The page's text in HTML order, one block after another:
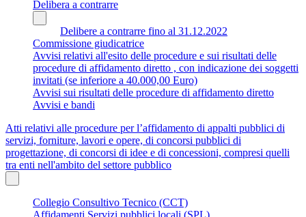
Delibera a contrarre
Delibere a contrarre fino al 31.12.2022
Commissione giudicatrice
Avvisi relativi all'esito delle procedure e sui risultati delle
procedure di affidamento diretto , con indicazione dei soggetti
invitati (se inferiore a 40.000,00 Euro)
Avvisi sui risultati delle procedure di affidamento diretto
Avvisi e bandi
Atti relativi alle procedure per l’affidamento di appalti pubblici di
servizi, forniture, lavori e opere, di concorsi pubblici di
progettazione, di concorsi di idee e di concessioni, compresi quelli
tra enti nell'ambito del settore pubblico
Collegio Consultivo Tecnico (CCT)
Affidamenti Servizi pubblici locali (SPL)